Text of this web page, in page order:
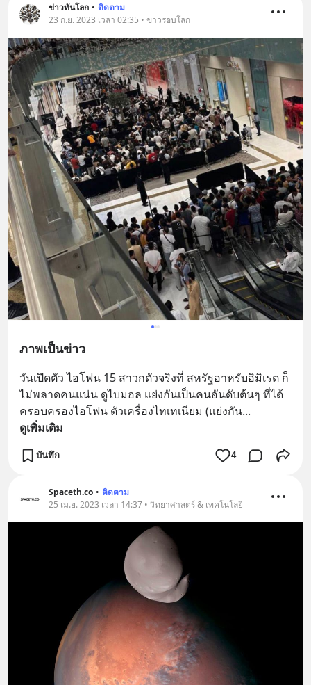
ข่าวทันโลก • ติดตาม
23 ก.ย. 2023 เวลา 02:35 • ข่าวรอบโลก
ภาพเป็นข่าว
วันเปิดตัว ไอโฟน 15 สาวกตัวจริงที่ สหรัฐอาหรับอิมิเรต ก็
ไม่พลาดคนแน่น ดูไบมอล แย่งกันเป็นคนอันดับต้นๆ ที่ได้
ครอบครองไอโฟน ตัวเครื่องไทเทเนียม (แย่งกัน...
ดูเพิ่มเติม
บันทึก 4
Spaceth.co • ติดตาม
25 เม.ย. 2023 เวลา 14:37 • วิทยาศาสตร์ & เทคโนโลยี